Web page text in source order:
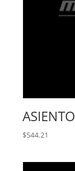
ASIENTO
$544.21